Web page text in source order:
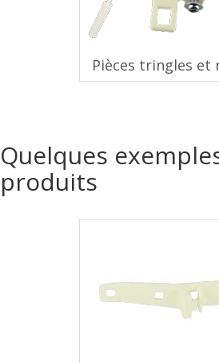
Pièces tringles et
Quelques
produits